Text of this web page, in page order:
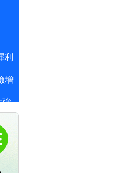
利
增
外